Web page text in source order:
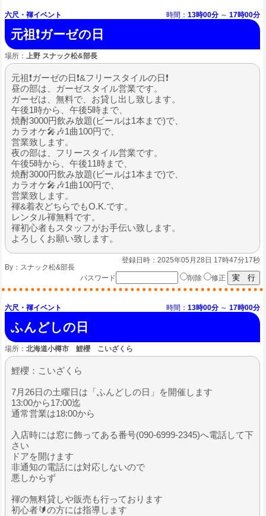
六尺・褌イベント 時間： 13時00分 ～ 17時00分
元祖❗ガーゼの日
場所： 上野 スナック松&部長
元祖❗ガーゼの日❗&フリースタイルの日❗
昼の部は、ガーゼスタイル営業です。
ガーゼは、無料で、お貸し出し致します。
午後1時から、午後5時まで、
焼酎3000円飲み放題(ビールは1本まで)で、
カラオケ🎤🎶1曲100円で、
営業致します。
夜の部は、フリースタイル営業です。
午後5時から、午後11時まで、
焼酎3000円飲み放題(ビールは1本まで)で、
カラオケ🎤🎶1曲100円で、
営業致します。
褌&着衣どちらでもO.K.です。
レンタル褌無料です。
褌初心者もスタッフがお手伝い致します。
よろしくお願い致します。
登録日時：2025年05月28日 17時47分17秒
By： スナック松&部長
パスワード
削除 修正
六尺・褌イベント 時間： 13時00分 ～ 17時00分
ふんどしの日
場所： 北海道小樽市 鯉櫻 こいざくら
鯉櫻：こいざくら
7月26日の土曜日は「ふんどしの日」を開催します
13:00から17:00迄
通常営業は18:00から
入店時には窓に飾ってある番号(090-6999-2345)へ電話して下
さい
ドアを開けます
非通知の電話には対応しないので
悪しからず
褌の無料貸しや販売も行っております
初心者🔰の方には指導します